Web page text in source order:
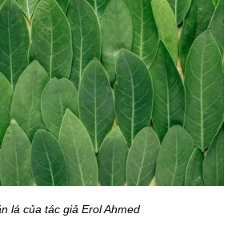
lá của tác giả Erol Ahmed